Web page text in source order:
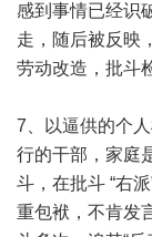
感到事情已经识
走，随后被反映
劳动改造，批斗
7、以逼供的个
行的干部，家庭
斗，在批斗 “右
重包袱，不肯发